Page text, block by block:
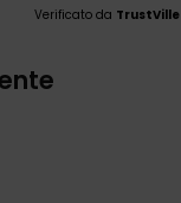
Verificato da TrustVille